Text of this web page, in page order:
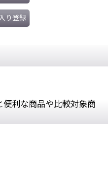
り登録
利な商品や比較対象商